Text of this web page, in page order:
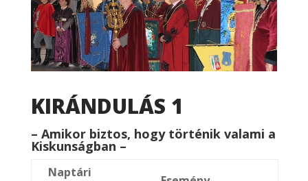
KIRÁNDULÁS 1
– Amikor biztos, hogy történik valami a
Kiskunságban –
Naptári